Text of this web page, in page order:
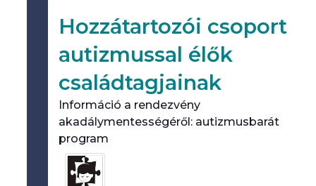
Hozzátartozói csoport
autizmussal élők
családtagjainak
Információ a rendezvény
akadálymentességéről: autizmusbarát
program